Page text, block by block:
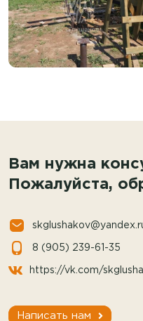
Вам нужна
Пожалуйста,
8 (905) 239-61-35
https://vk.com/
Написать нам